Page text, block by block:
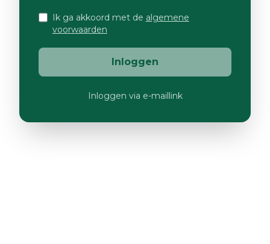
Ik ga akkoord met de algemene
voorwaarden
Inloggen
Inloggen via e-maillink